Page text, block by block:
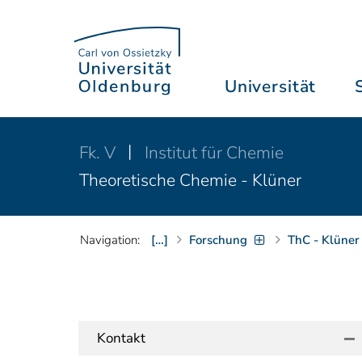
Universität
Fk. V
Institut für Chemie
Theoretische Chemie - Klüner
Navigation: […] Forschung ThC - Klüner
Kontakt